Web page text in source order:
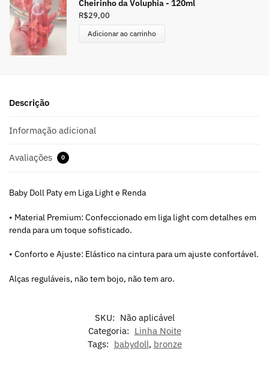
Cheirinho da Voluphia - 120ml
R$29,00
Adicionar ao carrinho
Descrição
Informação adicional
Avaliações 0
Baby Doll Paty em Liga Light e Renda
• Material Premium: Confeccionado em liga light com detalhes em
renda para um toque sofisticado.
• Conforto e Ajuste: Elástico na cintura para um ajuste confortável.
Alças reguláveis, não tem bojo, não tem aro.
SKU: Não aplicável
Categoria: Linha Noite
Tags: babydoll, bronze